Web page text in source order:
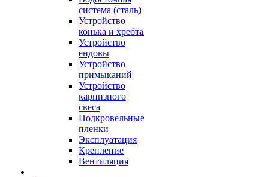
система (сталь)
Устройство
конька и хребта
Устройство
ендовы
Устройство
примыканий
Устройство
карнизного
свеса
Подкровельные
пленки
Эксплуатация
Крепление
Вентиляция